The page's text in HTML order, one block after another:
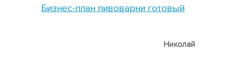
Бизнес-план пивоварни готовый
Николай